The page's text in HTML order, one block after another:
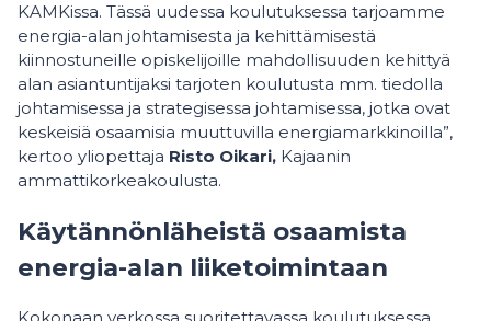
KAMKissa. Tässä uudessa koulutuksessa tarjoamme
energia-alan johtamisesta ja kehittämisestä
kiinnostuneille opiskelijoille mahdollisuuden kehittyä
alan asiantuntijaksi tarjoten koulutusta mm. tiedolla
johtamisessa ja strategisessa johtamisessa, jotka ovat
keskeisiä osaamisia muuttuvilla energiamarkkinoilla”,
kertoo yliopettaja Risto Oikari, Kajaanin
ammattikorkeakoulusta.
Käytännönläheistä osaamista
energia-alan liiketoimintaan